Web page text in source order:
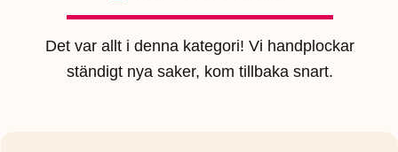
Det var allt i denna kategori! Vi handplockar
ständigt nya saker, kom tillbaka snart.